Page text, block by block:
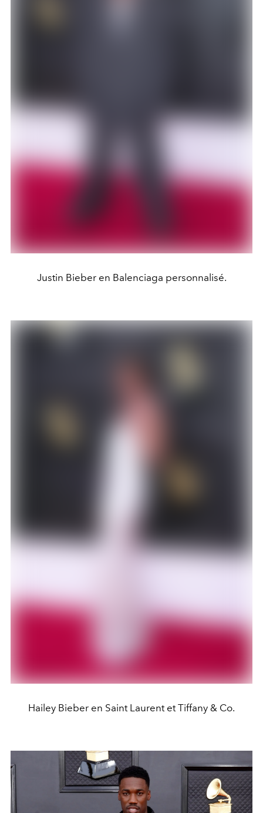
Justin Bieber en Balenciaga personnalisé.
Hailey Bieber en Saint Laurent et Tiffany & Co.